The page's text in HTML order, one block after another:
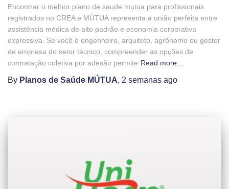
Encontrar o melhor plano de saude mutua para profissionais
registrados no CREA e MÚTUA representa a união perfeita entre
assistência médica de alto padrão e economia corporativa
expressiva. Se você é engenheiro, arquiteto, agrônomo ou gestor
de empresa do setor técnico, compreender as opções de
contratação coletiva por adesão permite Read more…
By Planos de Saúde MÚTUA, 2 semanas ago